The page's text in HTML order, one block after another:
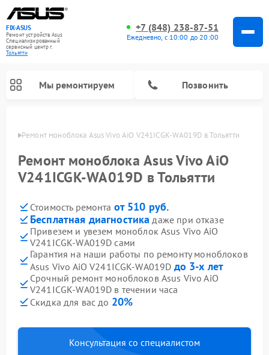
FIX-ASUS
Ремонт устройств Asus
Специализированный
cервисный центр г.
Тольятти
+7 (848) 238-87-51
Ежедневно, с 10:00 до 20:00
Мы ремонтируем Позвонить
Ремонт моноблока Asus Vivo AiO V241ICGK-WA019D в Тольятти
Ремонт моноблока Asus Vivo AiO
V241ICGK-WA019D в Тольятти
Стоимость ремонта от 510 руб.
Бесплатная диагностика даже при отказе
Привезем и увезем моноблок Asus Vivo AiO
V241ICGK-WA019D сами
Гарантия на наши работы по ремонту моноблоков
Asus Vivo AiO V241ICGK-WA019D до 3-х лет
Срочный ремонт моноблоков Asus Vivo AiO
V241ICGK-WA019D в течении часа
Скидка для вас до 20%
Консультация со специалистом